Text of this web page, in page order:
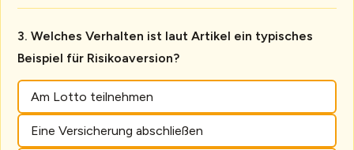
Welches Verhalten ist laut Artikel ein typisches
Beispiel für Risikoaversion?
Am Lotto teilnehmen
Eine Versicherung abschließen